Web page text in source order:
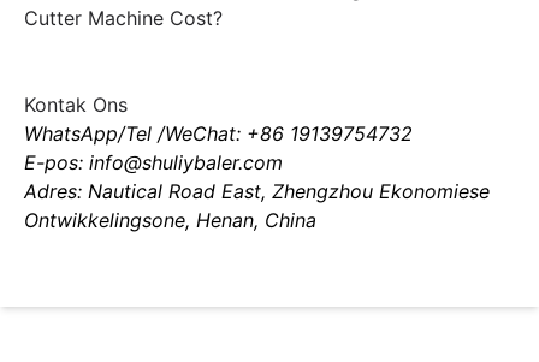
Cutter Machine Cost?
Kontak Ons
WhatsApp/Tel /WeChat: +86 19139754732
E-pos: info@shuliybaler.com
Adres: Nautical Road East, Zhengzhou Ekonomiese
Ontwikkelingsone, Henan, China